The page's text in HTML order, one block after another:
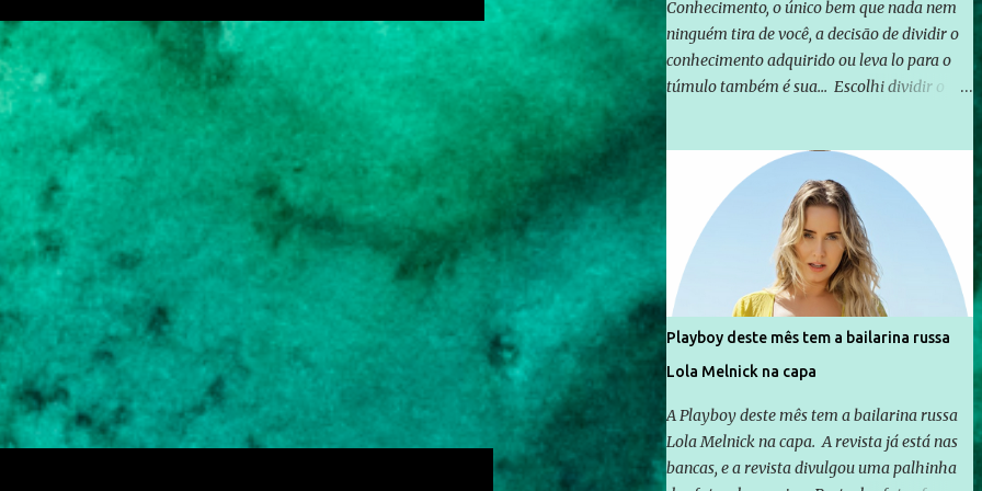
Conhecimento, o único bem que nada nem
ninguém tira de você, a decisão de dividir o
conhecimento adquirido ou leva lo para o
túmulo também é sua... Escolhi dividir o
mais e mais pessoas terem acesso a
educação e ao conhecimento. Não sou
Professor, a mais nobre das profissões, mas
tento ser um empreendedor da
comunicação, que além de informação
cotidiana, corriqueira e cada vez mais
preocupantes, do tipo que você já esta
acostumado a ver neste espaço, vou
trabalhar a ideia que possibilite distribuir
consistente a riqueza do conhecimento...
Exemplo: o cidadão brasileiro não precisa só
ser informado sobre operações da Lava Jato,
Playboy deste mês tem a bailarina russa
Lola Melnick na capa
A Playboy deste mês tem a bailarina russa
Lola Melnick na capa. A revista já está nas
bancas, e a revista divulgou uma palhinha